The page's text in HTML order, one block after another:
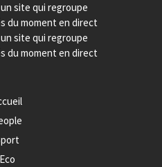
site qui regroupe
du moment en direct
site qui regroupe
du moment en direct
Eco